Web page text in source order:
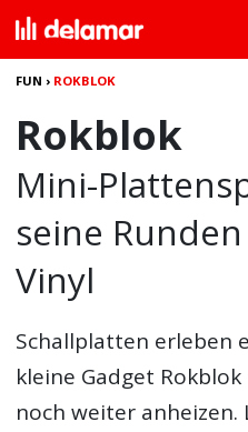
FUN › ROKBLOK
Rokblok
Mini-
seine
Vinyl
Schallplatten erleben
kleine Gadget Rokblok
noch weiter anheizen.